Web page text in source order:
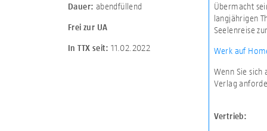
Dauer: abendfüllend
Frei zur UA
In TTX seit:11.02.2022
Übermacht
langjährigen
Seelenreise
Werk auf
Wenn Sie sich
Verlag
Vertrieb: